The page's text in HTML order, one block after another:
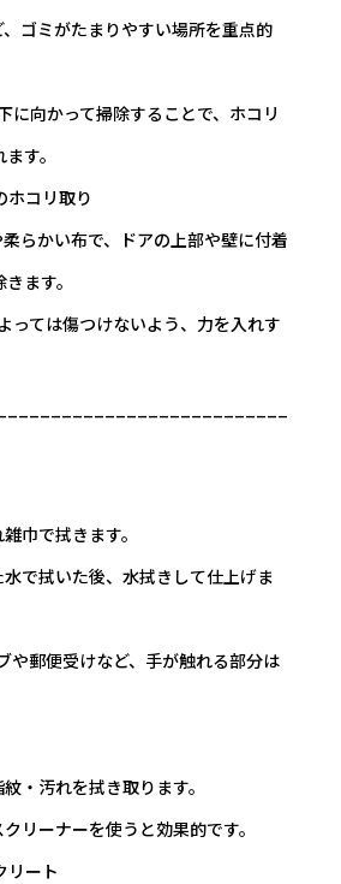
ゴミがたまりやすい場所を重点的
に向かって掃除することで、ホコリ
す。
ホコリ取り
らかい布で、ドアの上部や壁に付着
ます。
っては傷つけないよう、力を入れす
巾で拭きます。
で拭いた後、水拭きして仕上げま
や郵便受けなど、手が触れる部分は
・汚れを拭き取ります。
リーナーを使うと効果的です。
リート